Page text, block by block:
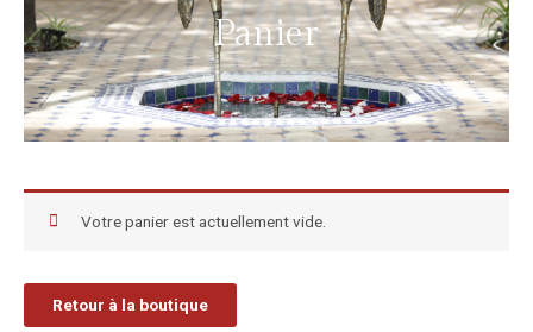
Panier
Votre panier est actuellement vide.
Retour à la boutique